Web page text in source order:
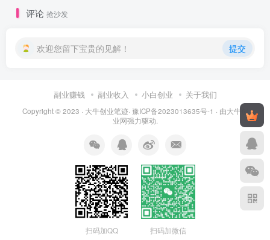
评论 抢沙发
欢迎您留下宝贵的见解！ 提交
副业赚钱 副业收入 小白创业 关于我们
Copyright © 2023 · 大牛创业笔迹· 豫ICP备2023013635号-1 · 由大牛创
业网强力驱动.
扫码加QQ 扫码加微信